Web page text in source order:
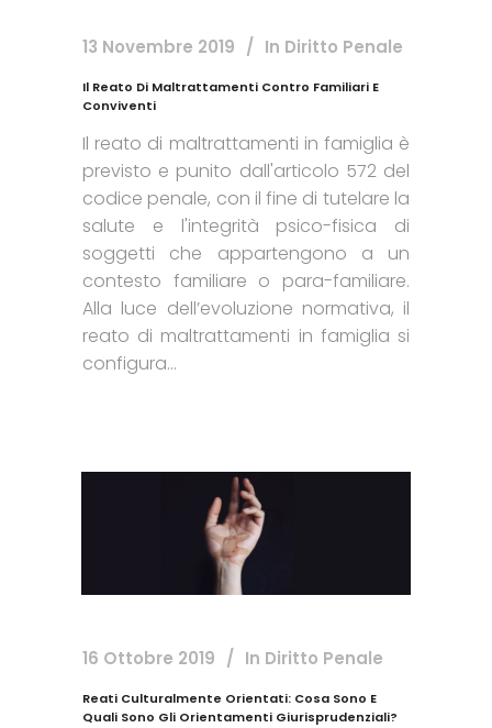
13 Novembre 2019 In Diritto Penale
Il Reato Di Maltrattamenti Contro Familiari E
Conviventi
Il reato di maltrattamenti in famiglia è
previsto e punito dall'articolo 572 del
codice penale, con il fine di tutelare la
salute e l'integrità psico-fisica di
soggetti che appartengono a un
contesto familiare o para-familiare.
Alla luce dell’evoluzione normativa, il
reato di maltrattamenti in famiglia si
configura...
16 Ottobre 2019 In Diritto Penale
Reati Culturalmente Orientati: Cosa Sono E
Quali Sono Gli Orientamenti Giurisprudenziali?